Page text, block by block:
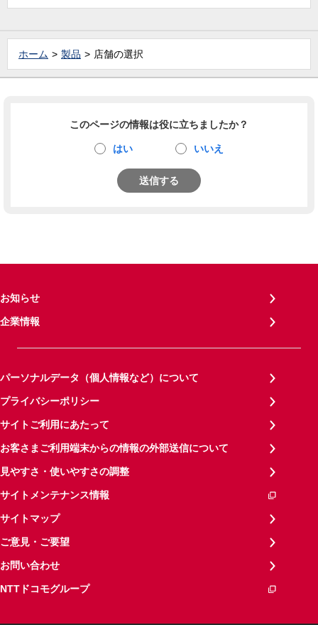
ホーム 製品 店舗の選択
このページの情報は役に立ちましたか？
はい いいえ
送信する
お知らせ
企業情報
パーソナルデータ（個人情報など）について
プライバシーポリシー
サイトご利用にあたって
お客さまご利用端末からの情報の外部送信について
見やすさ・使いやすさの調整
サイトメンテナンス情報
サイトマップ
ご意見・ご要望
お問い合わせ
NTTドコモグループ